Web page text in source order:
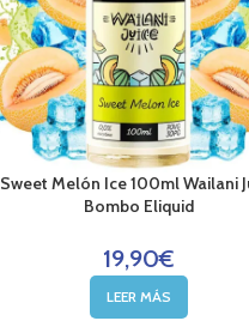
Sweet Melón Ice 100ml Wailani
Bombo Eliquid
19,90€
LEER MÁS